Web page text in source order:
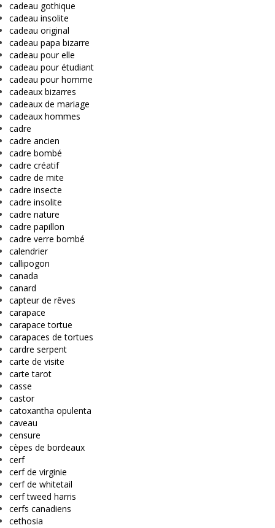
cadeau gothique
cadeau insolite
cadeau original
cadeau papa bizarre
cadeau pour elle
cadeau pour étudiant
cadeau pour homme
cadeaux bizarres
cadeaux de mariage
cadeaux hommes
cadre
cadre ancien
cadre bombé
cadre créatif
cadre de mite
cadre insecte
cadre insolite
cadre nature
cadre papillon
cadre verre bombé
calendrier
callipogon
canada
canard
capteur de rêves
carapace
carapace tortue
carapaces de tortues
cardre serpent
carte de visite
carte tarot
casse
castor
catoxantha opulenta
caveau
censure
cèpes de bordeaux
cerf
cerf de virginie
cerf de whitetail
cerf tweed harris
cerfs canadiens
cethosia